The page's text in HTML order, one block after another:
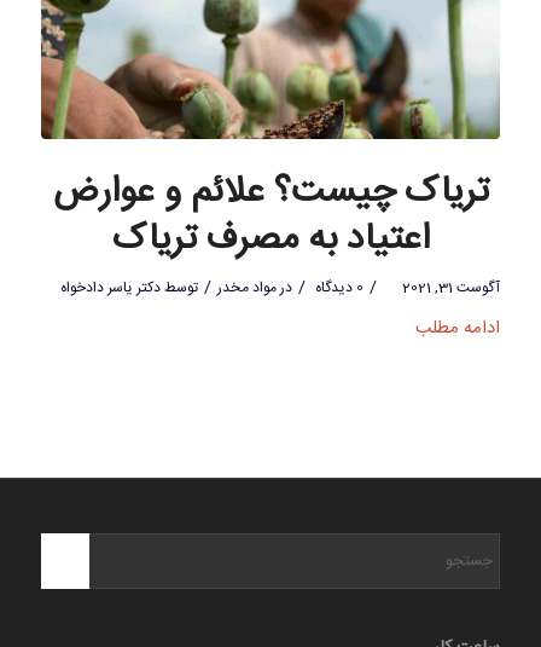
تریاک چیست؟ علائم و عوارض
اعتیاد به مصرف تریاک
آگوست 31, 2021 / 0 دیدگاه / درمواد مخدر / توسطدکتر یاسر دادخواه
ادامه مطلب